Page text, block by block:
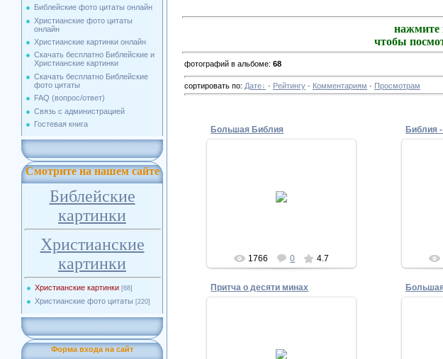
Библейские фото цитаты онлайн
Христианские фото цитаты
онлайн
Христианские картинки онлайн
Скачать бесплатно Библейские и
Христианские картинки
Скачать бесплатно Библейские
фото цитаты
FAQ (вопрос/ответ)
Связь с администрацией
Гостевая книга
Смотрите на нашем сайте
Библейские
картинки
Христианские
картинки
Христианские картинки [68]
Христианские фото цитаты [220]
Форма входа на сайт
нажмите
чтобы
фотографий в альбоме: 68
сортировать по: Дате · Рейтингу · Комментариям · Просмотрам
Большая Библия
1766 0 4.7
Библия
Притча о десяти минах